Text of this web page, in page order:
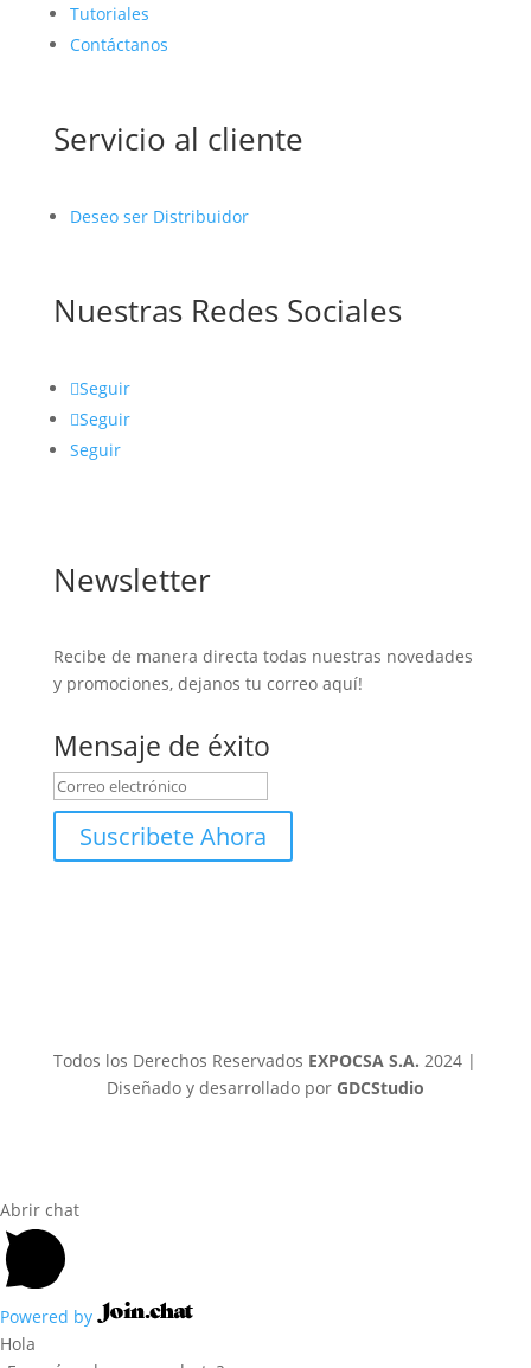
Tutoriales
Contáctanos
Servicio al cliente
Deseo ser Distribuidor
Nuestras Redes Sociales
Seguir
Seguir
Seguir
Newsletter
Recibe de manera directa todas nuestras novedades
y promociones, dejanos tu correo aquí!
Mensaje de éxito
Suscribete Ahora
Todos los Derechos Reservados EXPOCSA S.A. 2024 |
Diseñado y desarrollado por GDCStudio
Abrir chat
Powered by
Hola